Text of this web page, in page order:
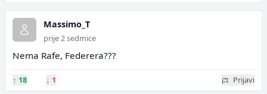
Massimo_T
prije 2 sedmice
Nema Rafe, Federera???
↑ 18 ↓ 1 Prijavi